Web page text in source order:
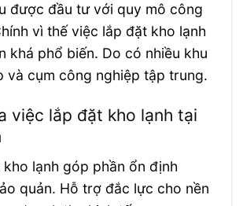
được đầu tư với quy mô công
vì thế việc lắp đặt kho lạnh
khá phổ biến. Do có nhiều khu
và cụm công nghiệp tập trung.
việc lắp đặt kho lạnh tại
lạnh góp phần ổn định
quản. Hỗ trợ đắc lực cho nền